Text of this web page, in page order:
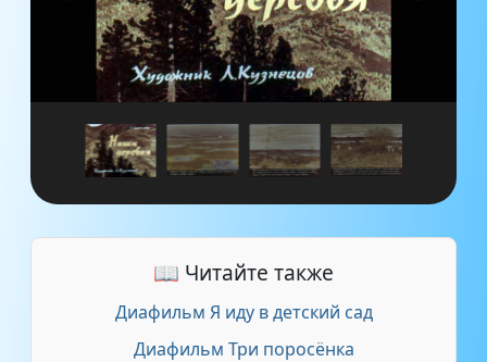
📖 Читайте также
Диафильм Я иду в детский сад
Диафильм Три поросёнка